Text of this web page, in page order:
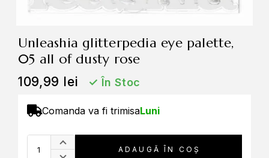
unleashia glitterpedia eye palette,
05 all of dusty rose
109,99 lei ✓ În Stoc
Comanda va fi trimisaLuni
ADAUGĂ ÎN COȘ
A